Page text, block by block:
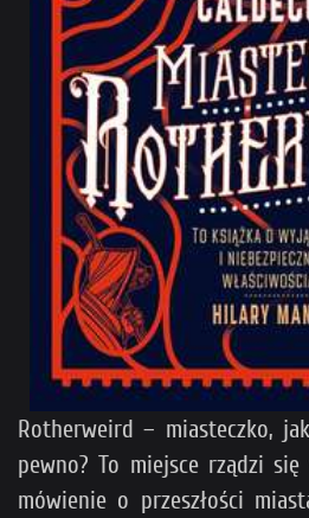
Rotherweird – miasteczko,
pewno? To miejsce rządzi
mówienie o przeszłości